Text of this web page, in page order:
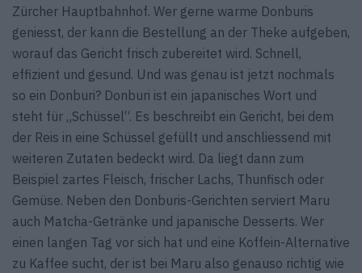
Zürcher Hauptbahnhof. Wer gerne warme Donburis
geniesst, der kann die Bestellung an der Theke aufgeben,
worauf das Gericht frisch zubereitet wird. Schnell,
effizient und gesund. Und was genau ist jetzt nochmals
so ein Donburi? Donburi ist ein japanisches Wort und
steht für „Schüssel“. Es beschreibt ein Gericht, bei dem
der Reis in eine Schüssel gefüllt und anschliessend mit
weiteren Zutaten bedeckt wird. Da liegt dann zum
Beispiel zartes Fleisch, frischer Lachs, Thunfisch oder
Gemüse. Neben den Donburis-Gerichten serviert Maru
auch Matcha-Getränke und japanische Desserts. Wer
einen langen Tag vor sich hat und eine Koffein-Alternative
zu Kaffee sucht, der ist bei Maru also genauso richtig wie